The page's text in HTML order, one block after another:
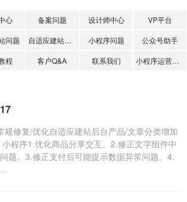
心 备案问题 设计师中心
VP平台
问题 自适应建站问题 小程序问题
公众号助手
程 客户Q&A 联系我们
小程序运营课堂
规修复/优化自适应建站后台产品/文章分类增加
程序1.优化商品分享交互。2.修正文字组件中
题。3.修正支付后可能提示数据异常问题。4.